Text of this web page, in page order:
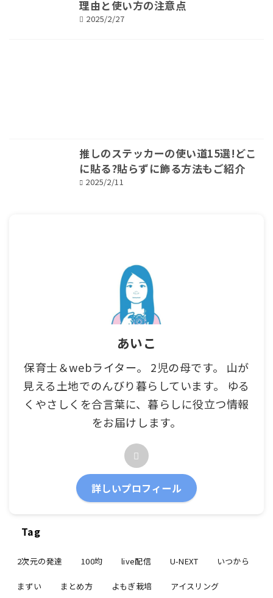
理由と使い方の注意点
2025/2/27
推しのステッカーの使い道15選!どこ
に貼る?貼らずに飾る方法もご紹介
2025/2/11
あいこ
保育士＆webライター。 2児の母です。 山が
見える土地でのんびり暮らしています。 ゆる
くやさしくを合言葉に、暮らしに役立つ情報
をお届けします。
詳しいプロフィール
Tag
2次元の発達 100均 live配信 U-NEXT いつから
まずい まとめ方 よもぎ栽培 アイスリング